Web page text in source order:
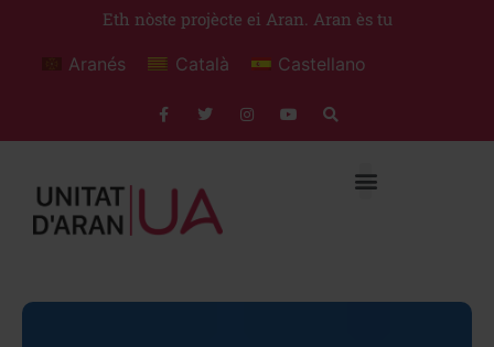
Eth nòste projècte ei Aran. Aran ès tu
Aranés Català Castellano